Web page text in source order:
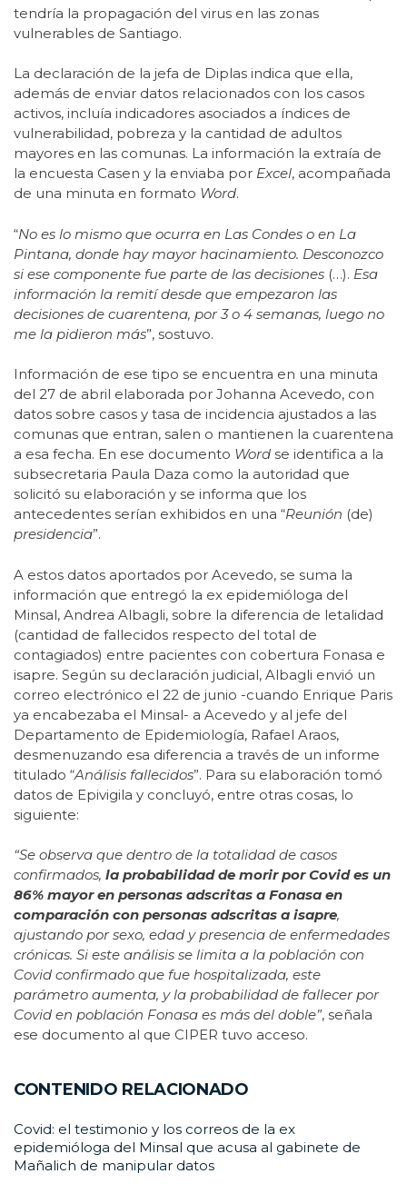
tendría la propagación del virus en las zonas
vulnerables de Santiago.
La declaración de la jefa de Diplas indica que ella,
además de enviar datos relacionados con los casos
activos, incluía indicadores asociados a índices de
vulnerabilidad, pobreza y la cantidad de adultos
mayores en las comunas. La información la extraía de
la encuesta Casen y la enviaba por Excel, acompañada
de una minuta en formato Word.
“No es lo mismo que ocurra en Las Condes o en La
Pintana, donde hay mayor hacinamiento. Desconozco
si ese componente fue parte de las decisiones (…). Esa
información la remití desde que empezaron las
decisiones de cuarentena, por 3 o 4 semanas, luego no
me la pidieron más”, sostuvo.
Información de ese tipo se encuentra en una minuta
del 27 de abril elaborada por Johanna Acevedo, con
datos sobre casos y tasa de incidencia ajustados a las
comunas que entran, salen o mantienen la cuarentena
a esa fecha. En ese documento Word se identifica a la
subsecretaria Paula Daza como la autoridad que
solicitó su elaboración y se informa que los
antecedentes serían exhibidos en una “Reunión (de)
presidencia”.
A estos datos aportados por Acevedo, se suma la
información que entregó la ex epidemióloga del
Minsal, Andrea Albagli, sobre la diferencia de letalidad
(cantidad de fallecidos respecto del total de
contagiados) entre pacientes con cobertura Fonasa e
isapre. Según su declaración judicial, Albagli envió un
correo electrónico el 22 de junio -cuando Enrique Paris
ya encabezaba el Minsal- a Acevedo y al jefe del
Departamento de Epidemiología, Rafael Araos,
desmenuzando esa diferencia a través de un informe
titulado “Análisis fallecidos”. Para su elaboración tomó
datos de Epivigila y concluyó, entre otras cosas, lo
siguiente:
“Se observa que dentro de la totalidad de casos
confirmados, la probabilidad de morir por Covid es un
86% mayor en personas adscritas a Fonasa en
comparación con personas adscritas a isapre,
ajustando por sexo, edad y presencia de enfermedades
crónicas. Si este análisis se limita a la población con
Covid confirmado que fue hospitalizada, este
parámetro aumenta, y la probabilidad de fallecer por
Covid en población Fonasa es más del doble”, señala
ese documento al que CIPER tuvo acceso.
CONTENIDO RELACIONADO
Covid: el testimonio y los correos de la ex
epidemióloga del Minsal que acusa al gabinete de
Mañalich de manipular datos